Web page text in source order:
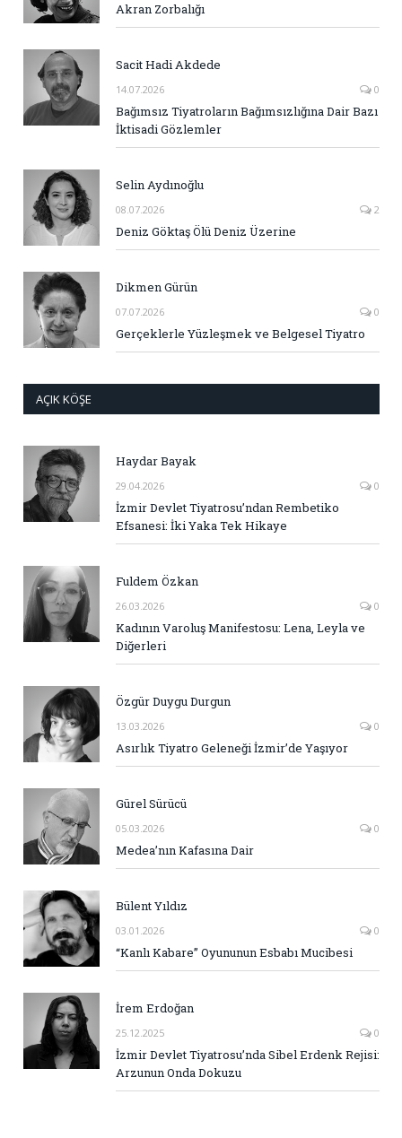
Akran Zorbalığı
Sacit Hadi Akdede
14.07.2026 0
Bağımsız Tiyatroların Bağımsızlığına Dair Bazı
İktisadi Gözlemler
Selin Aydınoğlu
08.07.2026 2
Deniz Göktaş Ölü Deniz Üzerine
Dikmen Gürün
07.07.2026 0
Gerçeklerle Yüzleşmek ve Belgesel Tiyatro
AÇIK KÖŞE
Haydar Bayak
29.04.2026 0
İzmir Devlet Tiyatrosu’ndan Rembetiko
Efsanesi: İki Yaka Tek Hikaye
Fuldem Özkan
26.03.2026 0
Kadının Varoluş Manifestosu: Lena, Leyla ve
Diğerleri
Özgür Duygu Durgun
13.03.2026 0
Asırlık Tiyatro Geleneği İzmir’de Yaşıyor
Gürel Sürücü
05.03.2026 0
Medea’nın Kafasına Dair
Bülent Yıldız
03.01.2026 0
“Kanlı Kabare” Oyununun Esbabı Mucibesi
İrem Erdoğan
25.12.2025 0
İzmir Devlet Tiyatrosu’nda Sibel Erdenk Rejisi:
Arzunun Onda Dokuzu